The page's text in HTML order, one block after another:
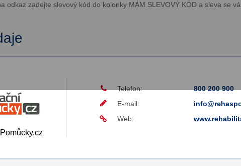
odkaz zadejte slevový kód do kolonky MÁM SLEVOVÝ KÓD a sleva se
Telefon:
800 200 900
E-mail:
Web: